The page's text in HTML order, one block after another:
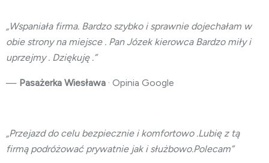
„Wspaniała firma. Bardzo szybko i sprawnie dojechałam w
obie strony na miejsce . Pan Józek kierowca Bardzo miły i
uprzejmy . Dziękuję .”
— Pasażerka Wiesława · Opinia Google
„Przejazd do celu bezpiecznie i komfortowo .Lubię z tą
firmą podróżować prywatnie jak i służbowo.Polecam”